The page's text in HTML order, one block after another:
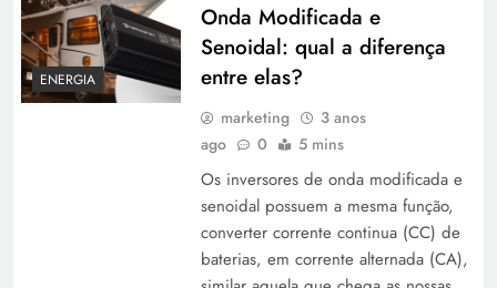
ENERGIA
Onda Modificada e
Senoidal: qual a diferença
entre elas?
marketing
3 anos
ago
0 5 mins
Os inversores de onda modificada e
senoidal possuem a mesma função,
converter corrente continua (CC) de
baterias, em corrente alternada (CA),